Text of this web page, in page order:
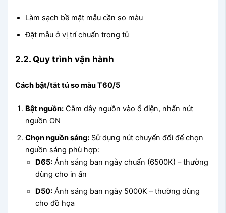
Làm sạch bề mặt mẫu cần so màu
Đặt mẫu ở vị trí chuẩn trong tủ
2.2. Quy trình vận hành
Cách bật/tắt tủ so màu T60/5
Bật nguồn: Cắm dây nguồn vào ổ điện, nhấn nút
nguồn ON
Chọn nguồn sáng: Sử dụng nút chuyển đổi để chọn
nguồn sáng phù hợp:
D65: Ánh sáng ban ngày chuẩn (6500K) – thường
dùng cho in ấn
D50: Ánh sáng ban ngày 5000K – thường dùng
cho đồ họa